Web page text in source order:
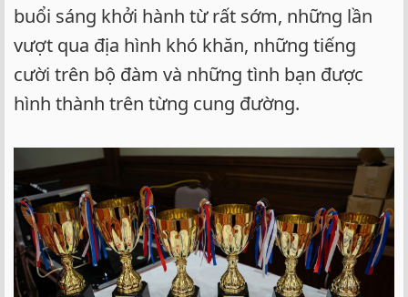
buổi sáng khởi hành từ rất sớm, những lần
vượt qua địa hình khó khăn, những tiếng
cười trên bộ đàm và những tình bạn được
hình thành trên từng cung đường.